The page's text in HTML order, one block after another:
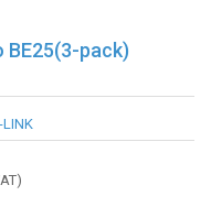
BE25(3-pack)